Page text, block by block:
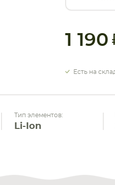
1 190
Есть на
Тип элементов:
Li-Ion